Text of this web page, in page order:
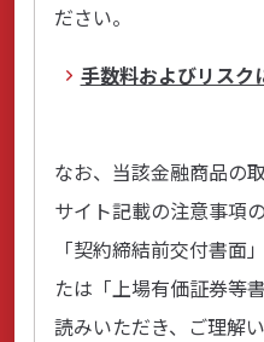
よくある
ださい。
手数料およびリスク
なお、当該金融商品の
サイト記載の注意事項
「契約締結前交付書面
たは「上場有価証券等
読みいただき、ご理解